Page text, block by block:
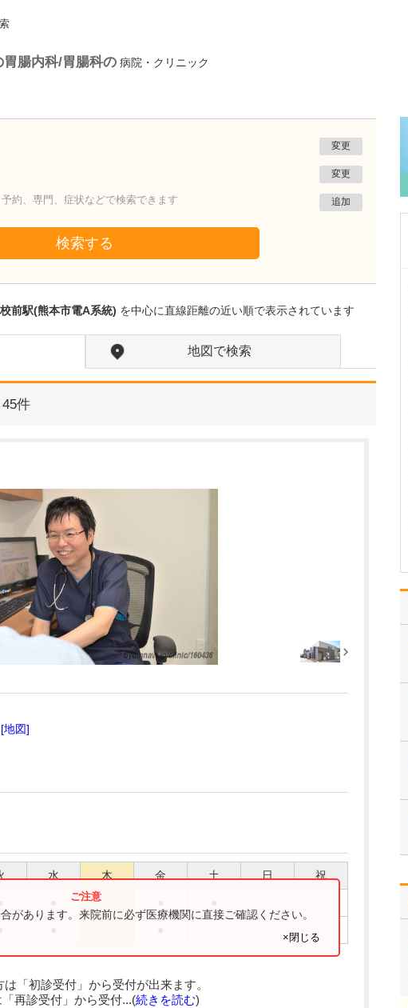
胃腸内科/胃腸科の 病院・クリニック
変更
変更
約、専門、症状などで検索できます 追加
検索する
前駅(熊本市電A系統) を中心に直線距離の近い順で表示されています
地図で検索
件
[地図]
水 木 金 土 日 祝
があります。来院前に必ず医療機関に直接ご確認ください。
×閉じる
「初診受付」から受付が出来ます。
再診受付」から受付...(続きを読む)
鹿児島県鹿児島市
冨永内科
外来診療について、年齢や性別を問わず幅広く
診療されていますが、特に力を入れている分野は
の専門にかかわらず、お